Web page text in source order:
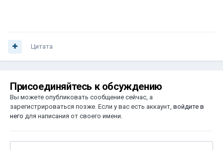
Цитата
Присоединяйтесь к обсуждению
Вы можете опубликовать сообщение сейчас, а
зарегистрироваться позже. Если у вас есть аккаунт, войдите в
него для написания от своего имени.